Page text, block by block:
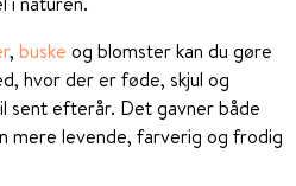
, buske og blomster kan du gøre
hvor der er føde, skjul og
sent efterår. Det gavner både
mere levende, farverig og frodig